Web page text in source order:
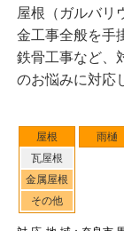
屋根
瓦屋根
金属屋根
その他
雨樋
屋根（ガルバリ
金工事全般を手
鉄骨工事など、
のお悩みに対応